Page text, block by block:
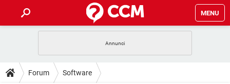
MENU
INTRATTENIMENTO
GUIDE
Forum Software